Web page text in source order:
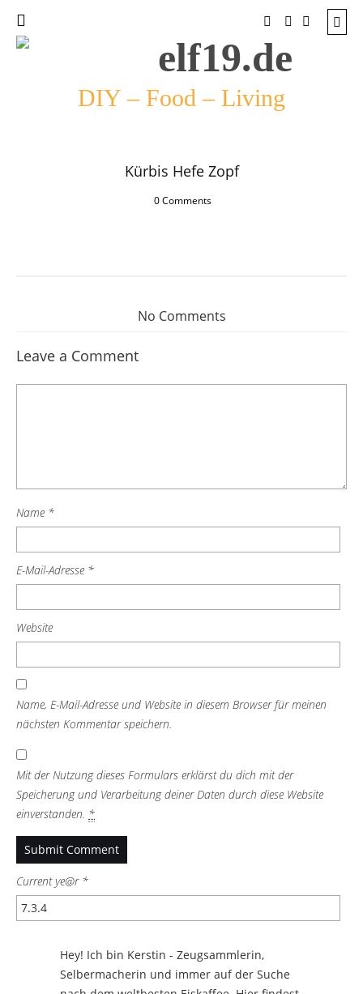
DIY – Food – Living
Kürbis Hefe Zopf
0 Comments
No Comments
Leave a Comment
Name *
E-Mail-Adresse *
Website
Name, E-Mail-Adresse und Website in diesem Browser für meinen
nächsten Kommentar speichern.
Mit der Nutzung dieses Formulars erklärst du dich mit der
Speicherung und Verarbeitung deiner Daten durch diese Website
einverstanden. *
Current ye@r *
Hey! Ich bin Kerstin - Zeugsammlerin,
Selbermacherin und immer auf der Suche